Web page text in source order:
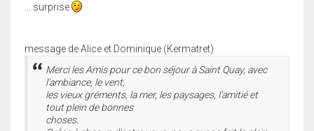
....surprise
message de Alice et Dominique (Kermatret)
Merci les Amis pour ce bon séjour à Saint Quay, avec
l'ambiance, le vent,
les vieux gréments, la mer, les paysages, l'amitié et
tout plein de bonnes
choses.